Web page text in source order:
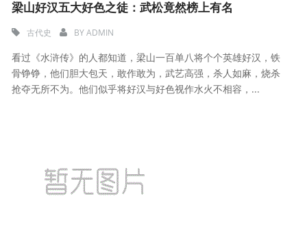
梁山好汉五大好色之徒：武松竟然榜上有名
古代史 BYADMIN
看过《水浒传》的人都知道，梁山一百单八将个个英雄好汉，铁
骨铮铮，他们胆大包天，敢作敢为，武艺高强，杀人如麻，烧杀
抢夺无所不为。他们似乎将好汉与好色视作水火不相容，...